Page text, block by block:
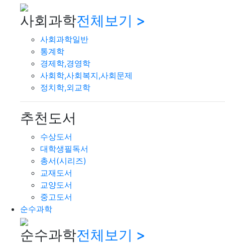
사회과학전체보기 >
사회과학일반
통계학
경제학,경영학
사회학,사회복지,사회문제
정치학,외교학
추천도서
수상도서
대학생필독서
총서(시리즈)
교재도서
교양도서
중고도서
순수과학
순수과학전체보기 >